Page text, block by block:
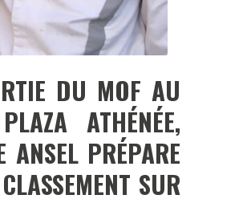
DU MOF AU
ATHÉNÉE,
PRÉPARE
SUR